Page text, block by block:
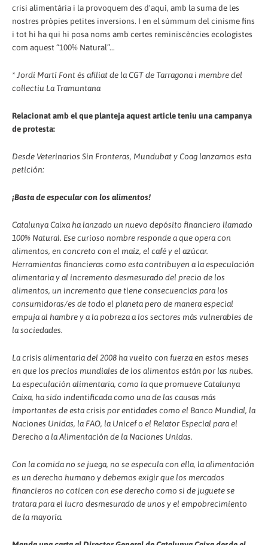
crisi alimentària i la provoquem des d'aquí, amb la suma de les
nostres pròpies petites inversions. I en el súmmum del cinisme fins
i tot hi ha qui hi posa noms amb certes reminiscències ecologistes
com aquest “100% Natural”...
* Jordi Martí Font és afiliat de la CGT de Tarragona i membre del
col·lectiu La Tramuntana
Relacionat amb el que planteja aquest article teniu una campanya
de protesta:
Desde Veterinarios Sin Fronteras, Mundubat y Coag lanzamos esta
petición:
¡Basta de especular con los alimentos!
Catalunya Caixa ha lanzado un nuevo depósito financiero llamado
100% Natural. Ese curioso nombre responde a que opera con
alimentos, en concreto con el maíz, el café y el azúcar.
Herramientas financieras como esta contribuyen a la especulación
alimentaria y al incremento desmesurado del precio de los
alimentos, un incremento que tiene consecuencias para los
consumidoras/es de todo el planeta pero de manera especial
empuja al hambre y a la pobreza a los sectores más vulnerables de
la sociedades.
La crisis alimentaria del 2008 ha vuelto con fuerza en estos meses
en que los precios mundiales de los alimentos están por las nubes.
La especulación alimentaria, como la que promueve Catalunya
Caixa, ha sido indentificada como una de las causas más
importantes de esta crisis por entidades como el Banco Mundial, la
Naciones Unidas, la FAO, la Unicef o el Relator Especial para el
Derecho a la Alimentación de la Naciones Unidas.
Con la comida no se juega, no se especula con ella, la alimentación
es un derecho humano y debemos exigir que los mercados
financieros no coticen con ese derecho como si de juguete se
tratara para el lucro desmesurado de unos y el empobrecimiento
de la mayoría.